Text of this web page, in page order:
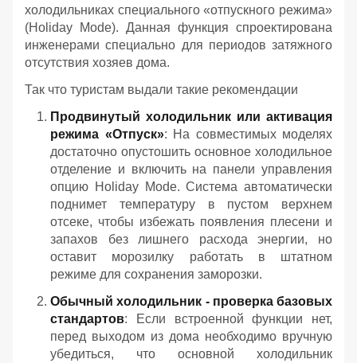
холодильниках специального «отпускного режима»
(Holiday Mode). Данная функция спроектирована
инженерами специально для периодов затяжного
отсутствия хозяев дома.
Так что туристам выдали такие рекомендации
Продвинутый холодильник или активация
режима «Отпуск»: На совместимых моделях
достаточно опустошить основное холодильное
отделение и включить на панели управления
опцию Holiday Mode. Система автоматически
поднимет температуру в пустом верхнем
отсеке, чтобы избежать появления плесени и
запахов без лишнего расхода энергии, но
оставит морозилку работать в штатном
режиме для сохранения заморозки.
Обычный холодильник - проверка базовых
стандартов: Если встроенной функции нет,
перед выходом из дома необходимо вручную
убедиться, что основной холодильник